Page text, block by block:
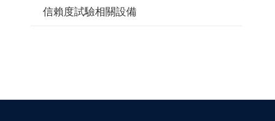
信賴度試驗相關設備